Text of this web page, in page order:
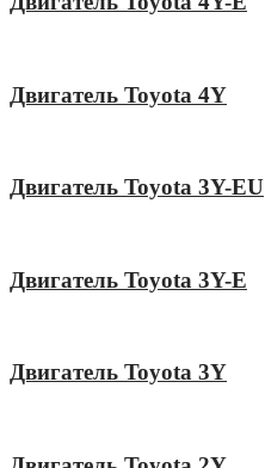
Двигатель Toyota 4Y
Двигатель Toyota 3Y-EU
Двигатель Toyota 3Y-E
Двигатель Toyota 3Y